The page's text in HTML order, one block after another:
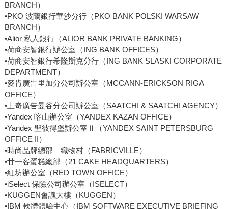
BRANCH）
•PKO 波蘭銀行華沙分行（PKO BANK POLSKI WARSAW
BRANCH）
•Alior 私人銀行（ALIOR BANK PRIVATE BANKING）
•荷商安智銀行辦公室（ING BANK OFFICES）
•荷商安智銀行希隆斯克分行（ING BANK SLASKI CORPORATE
DEPARTMENT）
•麥肯廣告里加分公司辦公室（MCCANN-ERICKSON RIGA
OFFICE）
•上奇廣告曼谷分公司辦公室（SAATCHI & SAATCHI AGENCY）
•Yandex 喀山辦公室（YANDEX KAZAN OFFICE）
•Yandex 聖彼得堡辦公室Ⅱ（YANDEX SAINT PETERSBURG
OFFICE II）
•時尚品牌總部—織物村（FABRICVILLE）
•廿一客蛋糕總部（21 CAKE HEADQUARTERS）
•紅坊辦公室（RED TOWN OFFICE）
•iSelect 保險公司辦公室（ISELECT）
•KUGGEN會議大樓（KUGGEN）
•IBM 軟體體驗中心（IBM SOFTWARE EXECUTIVE BRIEFING